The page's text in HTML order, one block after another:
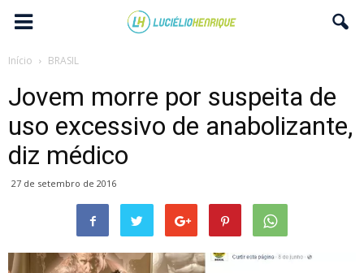
Início BRASIL
Jovem morre por suspeita de
uso excessivo de anabolizante,
diz médico
27 de setembro de 2016